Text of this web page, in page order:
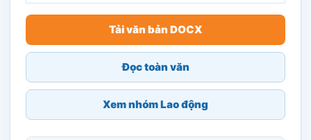
Tải văn bản DOCX
Đọc toàn văn
Xem nhóm Lao động